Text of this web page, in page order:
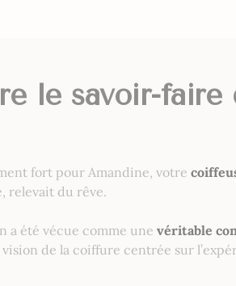
le savoir-faire
fort pour Amandine, votre
relevait du rêve.
a été vécue comme une véritable
de la coiffure centrée sur